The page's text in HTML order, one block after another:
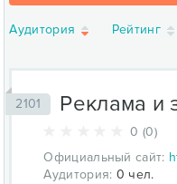
Аудитория Рейтинг
2101 Реклама и
0 (0)
Официальный сайт:
Аудитория: 0 чел.